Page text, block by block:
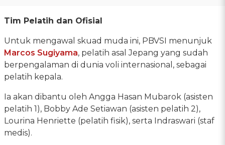
Tim Pelatih dan Ofisial
Untuk mengawal skuad muda ini, PBVSI menunjuk
Marcos Sugiyama, pelatih asal Jepang yang sudah
berpengalaman di dunia voli internasional, sebagai
pelatih kepala.
Ia akan dibantu oleh Angga Hasan Mubarok (asisten
pelatih 1), Bobby Ade Setiawan (asisten pelatih 2),
Lourina Henriette (pelatih fisik), serta Indraswari (staf
medis).